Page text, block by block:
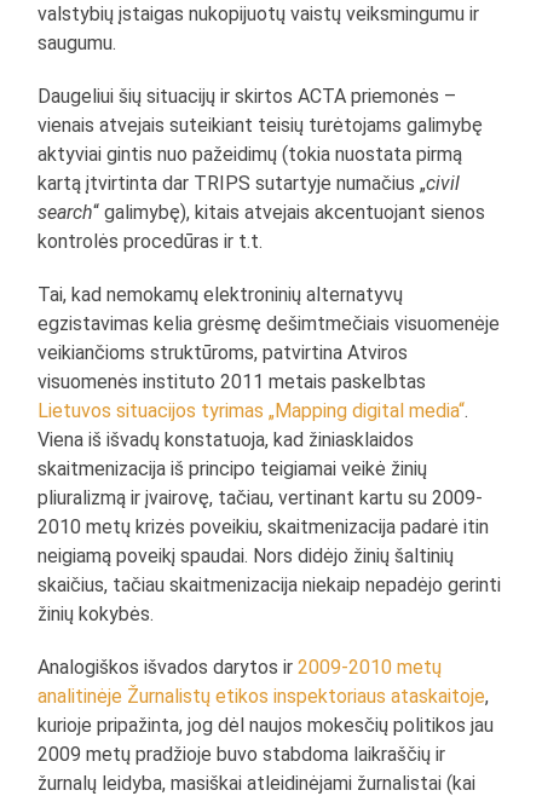
valstybių įstaigas nukopijuotų vaistų veiksmingumu ir
saugumu.
Daugeliui šių situacijų ir skirtos ACTA priemonės –
vienais atvejais suteikiant teisių turėtojams galimybę
aktyviai gintis nuo pažeidimų (tokia nuostata pirmą
kartą įtvirtinta dar TRIPS sutartyje numačius „civil
search“ galimybę), kitais atvejais akcentuojant sienos
kontrolės procedūras ir t.t.
Tai, kad nemokamų elektroninių alternatyvų
egzistavimas kelia grėsmę dešimtmečiais visuomenėje
veikiančioms struktūroms, patvirtina Atviros
visuomenės instituto 2011 metais paskelbtas
Lietuvos situacijos tyrimas „Mapping digital media“.
Viena iš išvadų konstatuoja, kad žiniasklaidos
skaitmenizacija iš principo teigiamai veikė žinių
pliuralizmą ir įvairovę, tačiau, vertinant kartu su 2009-
2010 metų krizės poveikiu, skaitmenizacija padarė itin
neigiamą poveikį spaudai. Nors didėjo žinių šaltinių
skaičius, tačiau skaitmenizacija niekaip nepadėjo gerinti
žinių kokybės.
Analogiškos išvados darytos ir2009-2010 metų
analitinėje Žurnalistų etikos inspektoriaus ataskaitoje,
kurioje pripažinta, jog dėl naujos mokesčių politikos jau
2009 metų pradžioje buvo stabdoma laikraščių ir
žurnalų leidyba, masiškai atleidinėjami žurnalistai (kai